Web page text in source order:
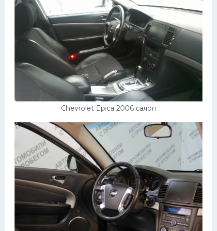
Chevrolet Epica 2006 салон